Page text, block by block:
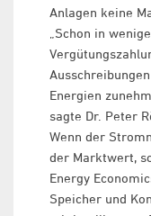
Anlagen keine
„Schon in
Energien
sagte Dr. Peter
Wenn der
der Marktwert,
Energy
Speicher und